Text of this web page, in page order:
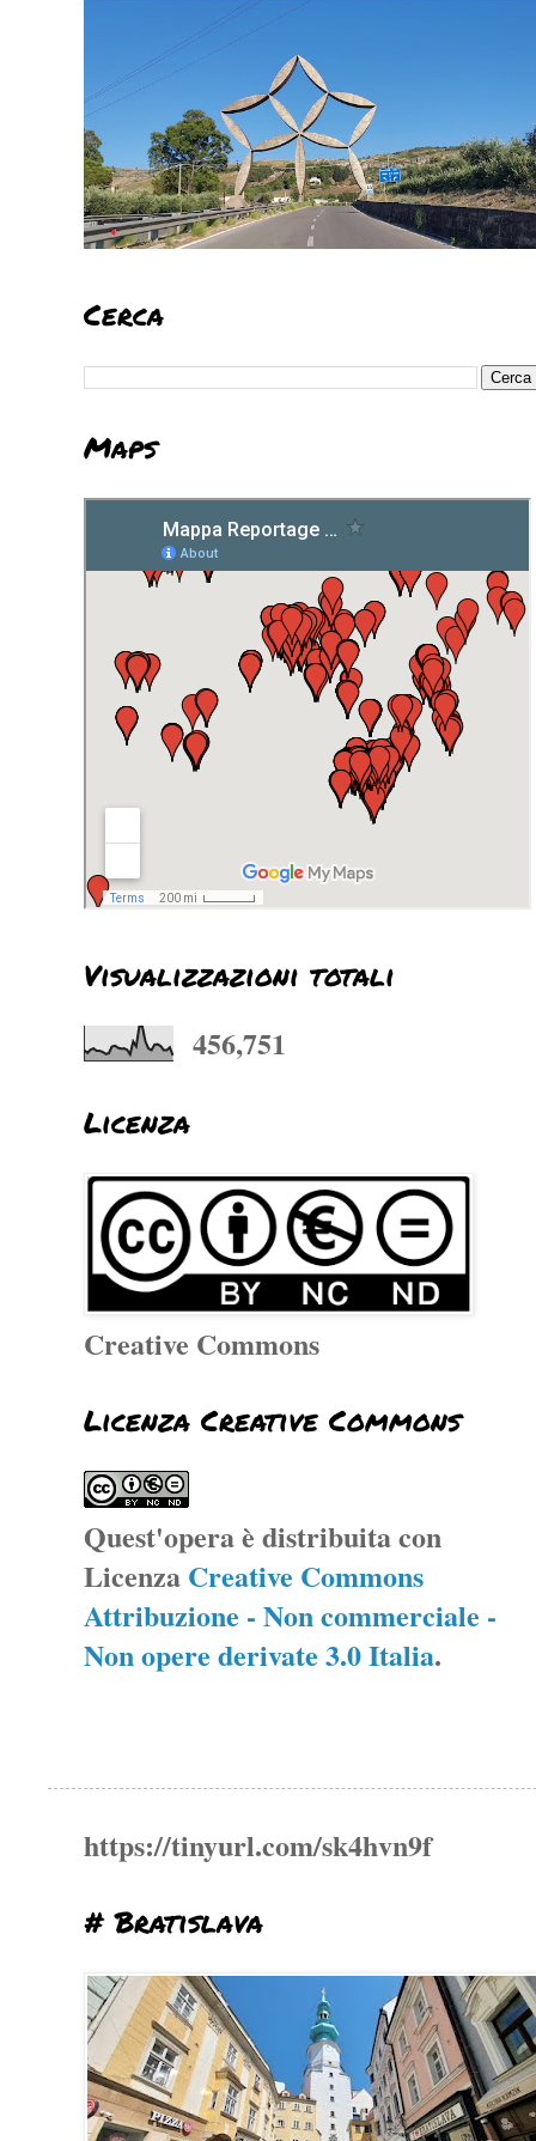
Cerca
Maps
Visualizzazioni totali
456,751
Licenza
Creative Commons
Licenza Creative Commons
Quest'opera è distribuita con
Licenza Creative Commons
Attribuzione - Non commerciale -
Non opere derivate 3.0 Italia.
https://tinyurl.com/sk4hvn9f
# Bratislava